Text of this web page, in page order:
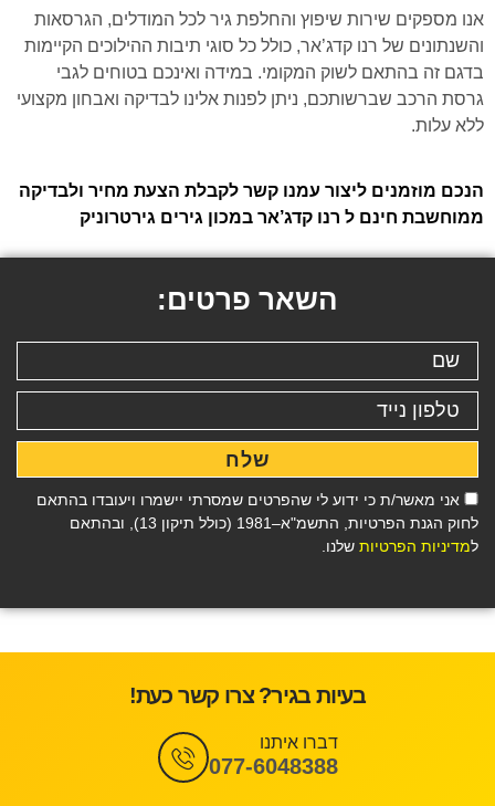
אנו מספקים שירות שיפוץ והחלפת גיר לכל המודלים, הגרסאות
והשנתונים של רנו קדג’אר, כולל כל סוגי תיבות ההילוכים הקיימות
בדגם זה בהתאם לשוק המקומי. במידה ואינכם בטוחים לגבי
גרסת הרכב שברשותכם, ניתן לפנות אלינו לבדיקה ואבחון מקצועי
ללא עלות.
הנכם מוזמנים ליצור עמנו קשר לקבלת הצעת מחיר ולבדיקה
ממוחשבת חינם ל רנו קדג’אר במכון גירים גירטרוניק
השאר פרטים:
אני מאשר/ת כי ידוע לי שהפרטים שמסרתי יישמרו ויעובדו בהתאם
לחוק הגנת הפרטיות, התשמ"א–1981 (כולל תיקון 13), ובהתאם
למדיניות הפרטיות שלנו.
שלח
בעיות בגיר? צרו קשר כעת!
דברו איתנו
077-6048388